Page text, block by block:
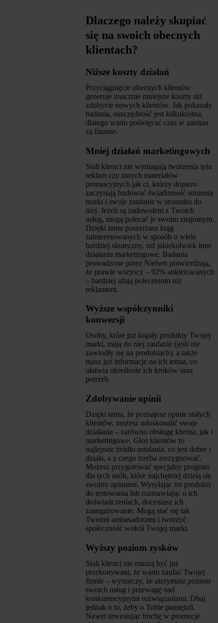
Dlaczego należy skupiać
się na swoich obecnych
klientach?
Niższe koszty działań
Przyciągnięcie obecnych klientów
generuje znacznie mniejsze koszty niż
zdobycie nowych klientów. Jak pokazały
badania, oszczędność jest kilkukrotna,
dlatego warto poświęcać czas w zamian
za finanse.
Mniej działań marketingowych
Stali klienci nie wymagają tworzenia tylu
reklam czy innych materiałów
promocyjnych jak ci, którzy dopiero
zaczynają budować świadomość istnienia
marki i swoje zaufanie w stosunku do
niej. Jeżeli są zadowoleni z Twoich
usług, mogą polecać je swoim znajomym.
Dzięki temu poszerzasz krąg
zainteresowanych w sposób o wiele
bardziej skuteczny, niż jakiekolwiek inne
działania marketingowe. Badania
prowadzone przez Nielsen potwierdzają,
że prawie wszyscy – 92% ankietowanych
– bardziej ufają poleceniom niż
reklamom.
Wyższe współczynniki
konwersji
Osoby, które już kupiły produkty Twojej
marki, mają do niej zaufanie (jeśli nie
zawiodły się na produktach), a także
masz już informacje na ich temat, co
ułatwia określenie ich kroków oraz
potrzeb.
Zdobywanie opinii
Dzięki temu, że poznajesz opinie stałych
klientów, możesz udoskonalić swoje
działania – zarówno obsługę klienta, jak i
marketingowe. Głos klientów to
najlepsze źródło ustalania, co jest dobre i
działa, a z czego trzeba zrezygnować.
Możesz przygotować specjalny program
dla tych osób, które najchętniej dzielą się
swoimi opiniami. Wysyłając im produkty
do testowania lub rozmawiając o ich
doświadczeniach, doceniasz ich
zaangażowanie. Mogą stać się tak
Twoimi ambasadorami i tworzyć
społeczność wokół Twojej marki.
Wyższy poziom zysków
Stali klienci nie muszą być już
przekonywani, że warto zaufać Twojej
firmie – wystarczy, że utrzymasz poziom
swoich usług i przewagę nad
konkurencyjnymi rozwiązaniami. Dbaj
jednak o to, żeby o Tobie pamiętali.
Nawet inwestując trochę w promocje